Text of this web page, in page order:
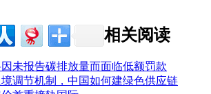
相关阅读
未报告碳排放量而面临低额罚款
调节机制，中国如何建绿色供应链